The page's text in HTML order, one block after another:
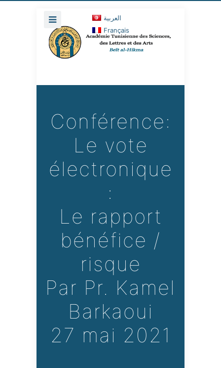
العربية
Français
Conférence:
Le vote
électronique
:
Le rapport
bénéfice /
risque
Par Pr. Kamel
Barkaoui
27 mai 2021